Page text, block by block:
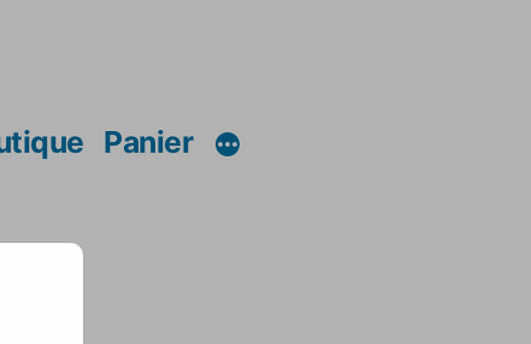
Panier